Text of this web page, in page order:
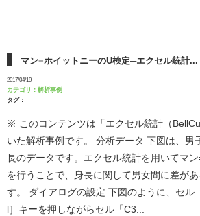
マン=ホイットニーのU検定─エクセル統計...
2017/04/19
カテゴリ： 解析事例
タグ：
※ このコンテンツは「エクセル統計（
いた解析事例です。 分析データ 下図は、男
長のデータです。エクセル統計を用いてマ
を行うことで、身長に関して男女間に差が
す。 ダイアログの設定 下図のように、セル
l］キーを押しながらセル「C3...